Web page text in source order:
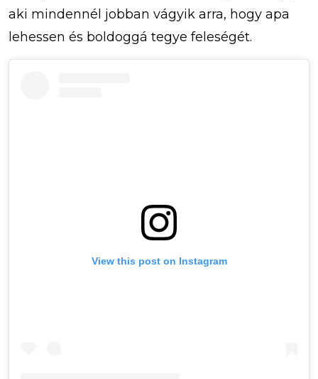
aki mindennél jobban vágyik arra, hogy apa
lehessen és boldoggá tegye feleségét.
View this post on Instagram